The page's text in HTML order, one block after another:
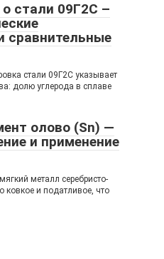
стали 09Г2С –
сравнительные
стали 09Г2С указывает
долю углерода в сплаве
олово (Sn) —
и применение
металл серебристо-
ковкое и податливое, что